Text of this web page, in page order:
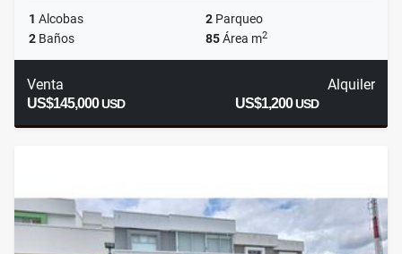
1 Alcobas 2 Parqueo
2 Baños 85Área m2
Venta
US$145,000USD
Alquiler
US$1,200USD